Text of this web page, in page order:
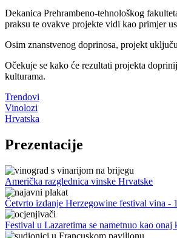
Dekanica Prehrambeno-tehnološkog
praksu te ovakve projekte vidi kao primjer
Osim znanstvenog doprinosa, projekt
Očekuje se kako će rezultati projekta
kulturama.
Trendovi
Vinolozi
Hrvatska
Prezentacije
Američka razglednica vinske Hrvatske
Četvrto izdanje Herzegowine festival vina -
Festival u Lazaretima se nametnuo kao onaj